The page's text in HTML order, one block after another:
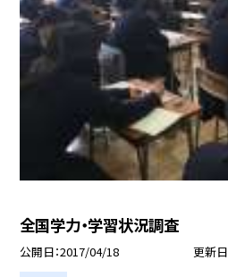
全国学力・学習状況調査
公開日 2017/04/18 更新日